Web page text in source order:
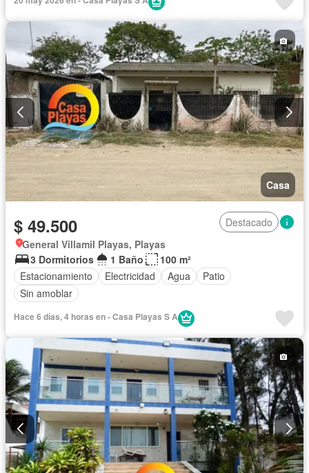
Casa
$ 49.500
Destacado
General Villamil Playas, Playas
3 Dormitorios
1 Baño
100 m²
Estacionamiento
Electricidad Agua
Patio
Sin amoblar
Hace 6 días, 4 horas en - Casa Playas S A